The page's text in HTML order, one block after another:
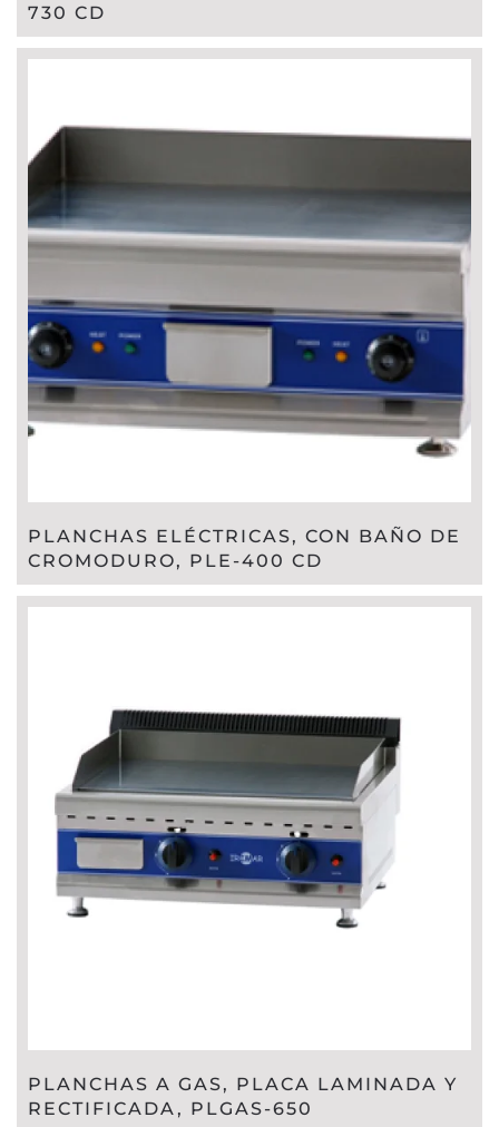
730 CD
PLANCHAS ELÉCTRICAS, CON BAÑO DE
CROMODURO, PLE-400 CD
PLANCHAS A GAS, PLACA LAMINADA Y
RECTIFICADA, PLGAS-650